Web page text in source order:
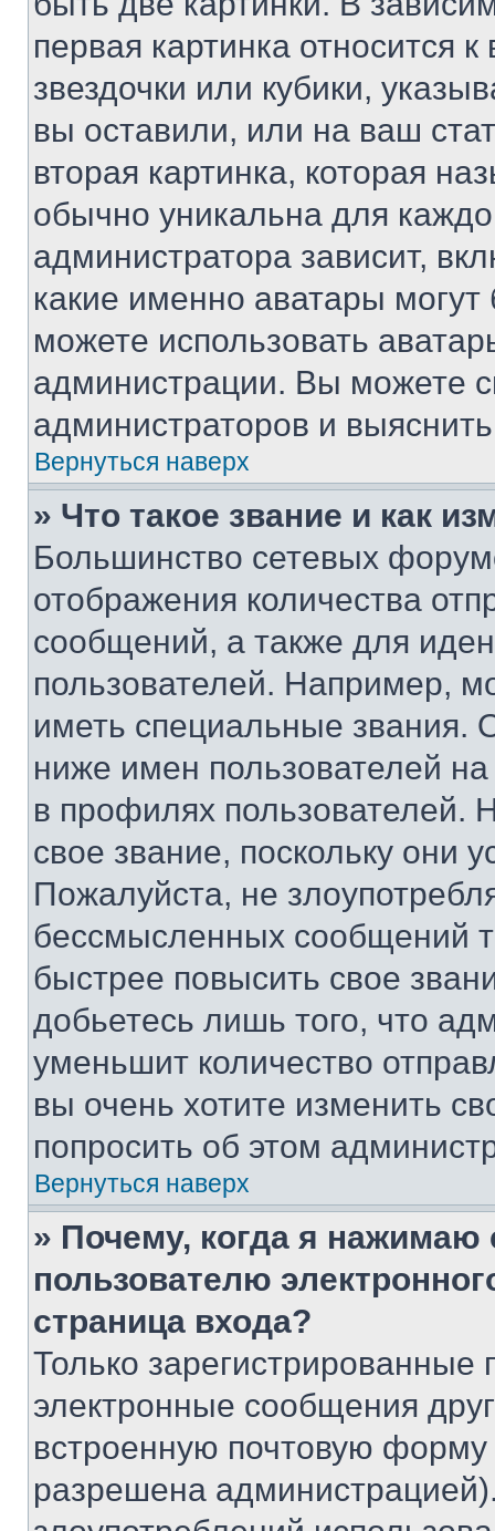
первая картинка относится
звездочки или кубики,
вы оставили, или на ваш
вторая картинка, которая
обычно уникальна для
администратора зависит,
какие именно аватары
можете использовать
администрации. Вы можете
администраторов и
Вернуться наверх
» Что такое звание и как
Большинство сетевых
отображения количества
сообщений, а также для
пользователей. Например,
иметь специальные звания.
ниже имен пользователей
в профилях
свое звание, поскольку они
Пожалуйста, не
бессмысленных сообщений
быстрее повысить свое
добьетесь лишь того, что
уменьшит количество
вы очень хотите изменить
попросить об этом
Вернуться наверх
» Почему, когда я нажимаю
пользователю
страница входа?
Только зарегистрированные
электронные сообщения
встроенную почтовую
разрешена